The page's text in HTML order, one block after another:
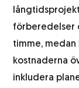
förberedelser
timme,
kostnaderna
inkludera